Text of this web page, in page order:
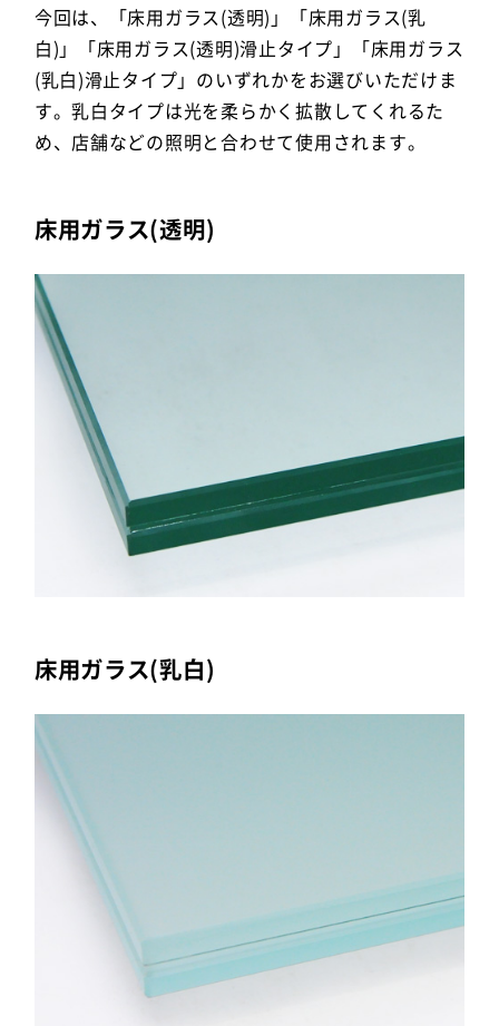
今回は、「床用ガラス(透明)」「床用ガラス(乳
白)」「床用ガラス(透明)滑止タイプ」「床用ガラス
(乳白)滑止タイプ」のいずれかをお選びいただけま
す。乳白タイプは光を柔らかく拡散してくれるた
め、店舗などの照明と合わせて使用されます。
床用ガラス(透明)
床用ガラス(乳白)